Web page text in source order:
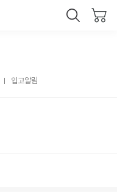
입고알림